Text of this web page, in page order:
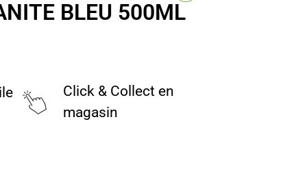
BLEU 500ML
Click & Collect en
magasin